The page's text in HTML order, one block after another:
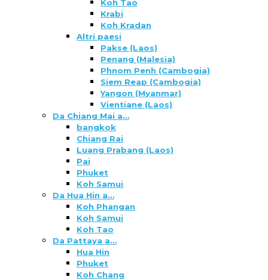
Koh Tao
Krabi
Koh Kradan
Altri paesi
Pakse (Laos)
Penang (Malesia)
Phnom Penh (Cambogia)
Siem Reap (Cambogia)
Yangon (Myanmar)
Vientiane (Laos)
Da Chiang Mai a…
bangkok
Chiang Rai
Luang Prabang (Laos)
Pai
Phuket
Koh Samui
Da Hua Hin a…
Koh Phangan
Koh Samui
Koh Tao
Da Pattaya a…
Hua Hin
Phuket
Koh Chang